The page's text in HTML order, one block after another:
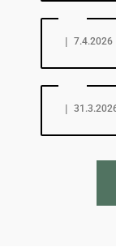
| 7.4.2026
|